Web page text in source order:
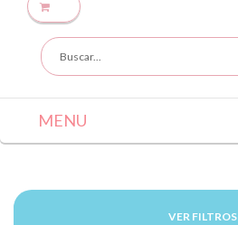
MENU
VER FILTROS